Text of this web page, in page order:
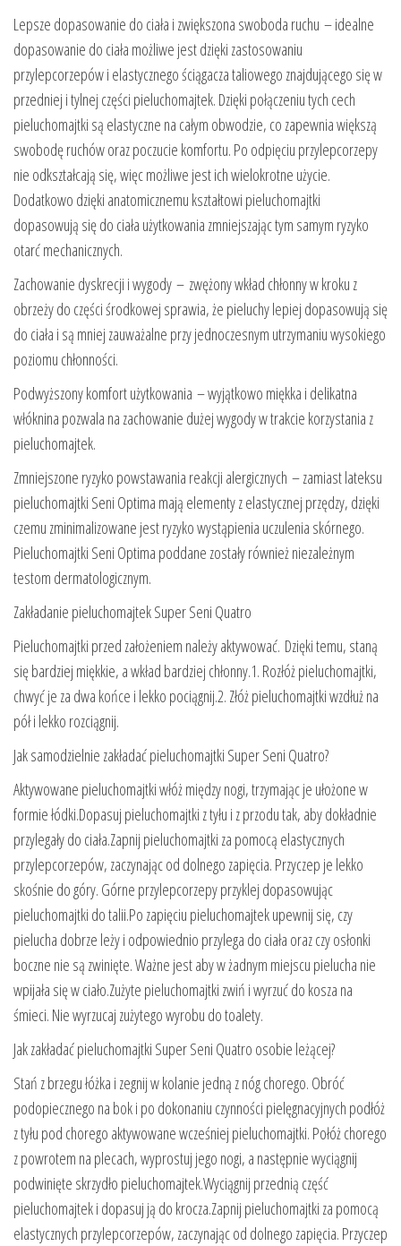
Lepsze dopasowanie do ciała i zwiększona swoboda ruchu – idealne
dopasowanie do ciała możliwe jest dzięki zastosowaniu
przylepcorzepów i elastycznego ściągacza taliowego znajdującego się w
przedniej i tylnej części pieluchomajtek. Dzięki połączeniu tych cech
pieluchomajtki są elastyczne na całym obwodzie, co zapewnia większą
swobodę ruchów oraz poczucie komfortu. Po odpięciu przylepcorzepy
nie odkształcają się, więc możliwe jest ich wielokrotne użycie.
Dodatkowo dzięki anatomicznemu kształtowi pieluchomajtki
dopasowują się do ciała użytkowania zmniejszając tym samym ryzyko
otarć mechanicznych.
Zachowanie dyskrecji i wygody – zwężony wkład chłonny w kroku z
obrzeży do części środkowej sprawia, że pieluchy lepiej dopasowują się
do ciała i są mniej zauważalne przy jednoczesnym utrzymaniu wysokiego
poziomu chłonności.
Podwyższony komfort użytkowania – wyjątkowo miękka i delikatna
włóknina pozwala na zachowanie dużej wygody w trakcie korzystania z
pieluchomajtek.
Zmniejszone ryzyko powstawania reakcji alergicznych – zamiast lateksu
pieluchomajtki Seni Optima mają elementy z elastycznej przędzy, dzięki
czemu zminimalizowane jest ryzyko wystąpienia uczulenia skórnego.
Pieluchomajtki Seni Optima poddane zostały również niezależnym
testom dermatologicznym.
Zakładanie pieluchomajtek Super Seni Quatro
Pieluchomajtki przed założeniem należy aktywować. Dzięki temu, staną
się bardziej miękkie, a wkład bardziej chłonny.1. Rozłóż pieluchomajtki,
chwyć je za dwa końce i lekko pociągnij.2. Złóż pieluchomajtki wzdłuż na
pół i lekko rozciągnij.
Jak samodzielnie zakładać pieluchomajtki Super Seni Quatro?
Aktywowane pieluchomajtki włóż między nogi, trzymając je ułożone w
formie łódki.Dopasuj pieluchomajtki z tyłu i z przodu tak, aby dokładnie
przylegały do ciała.Zapnij pieluchomajtki za pomocą elastycznych
przylepcorzepów, zaczynając od dolnego zapięcia. Przyczep je lekko
skośnie do góry. Górne przylepcorzepy przyklej dopasowując
pieluchomajtki do talii.Po zapięciu pieluchomajtek upewnij się, czy
pielucha dobrze leży i odpowiednio przylega do ciała oraz czy osłonki
boczne nie są zwinięte. Ważne jest aby w żadnym miejscu pielucha nie
wpijała się w ciało.Zużyte pieluchomajtki zwiń i wyrzuć do kosza na
śmieci. Nie wyrzucaj zużytego wyrobu do toalety.
Jak zakładać pieluchomajtki Super Seni Quatro osobie leżącej?
Stań z brzegu łóżka i zegnij w kolanie jedną z nóg chorego. Obróć
podopiecznego na bok i po dokonaniu czynności pielęgnacyjnych podłóż
z tyłu pod chorego aktywowane wcześniej pieluchomajtki. Połóż chorego
z powrotem na plecach, wyprostuj jego nogi, a następnie wyciągnij
podwinięte skrzydło pieluchomajtek.Wyciągnij przednią część
pieluchomajtek i dopasuj ją do krocza.Zapnij pieluchomajtki za pomocą
elastycznych przylepcorzepów, zaczynając od dolnego zapięcia. Przyczep